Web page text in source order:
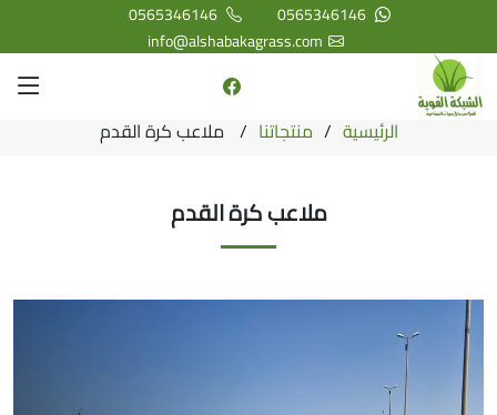
0565346146
0565346146
info@alshabakagrass.com
الرئيسية منتجاتنا ملاعب كرة القدم
ملاعب كرة القدم